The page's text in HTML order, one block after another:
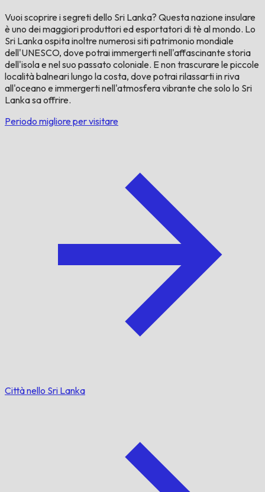
Vuoi scoprire i segreti dello Sri Lanka? Questa nazione insulare
è uno dei maggiori produttori ed esportatori di tè al mondo. Lo
Sri Lanka ospita inoltre numerosi siti patrimonio mondiale
dell'UNESCO, dove potrai immergerti nell'affascinante storia
dell'isola e nel suo passato coloniale. E non trascurare le piccole
località balneari lungo la costa, dove potrai rilassarti in riva
all'oceano e immergerti nell'atmosfera vibrante che solo lo Sri
Lanka sa offrire.
Periodo migliore per visitare
Città nello Sri Lanka